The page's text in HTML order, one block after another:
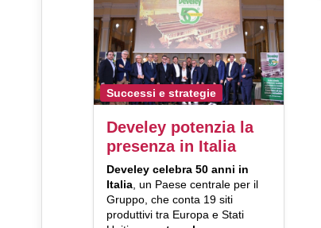
Successi e strategie
Develey potenzia la
presenza in Italia
Develey celebra 50 anni in
Italia , un Paese centrale per il
Gruppo, che conta 19 siti
produttivi tra Europa e Stati